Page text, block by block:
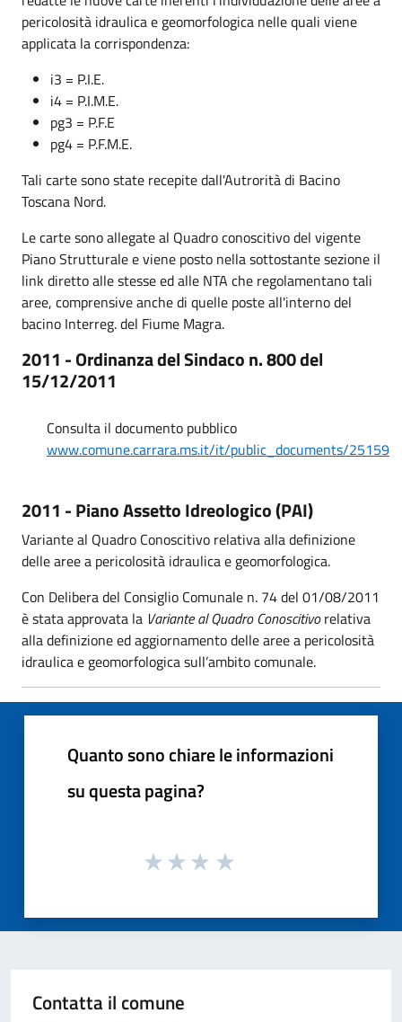
pericolosità idraulica e geomorfologica nelle quali viene
applicata la corrispondenza:
i3 = P.I.E.
i4 = P.I.M.E.
pg3 = P.F.E
pg4 = P.F.M.E.
Tali carte sono state recepite dall'Autrorità di Bacino
Toscana Nord.
Le carte sono allegate al Quadro conoscitivo del vigente
Piano Strutturale e viene posto nella sottostante sezione il
link diretto alle stesse ed alle NTA che regolamentano tali
aree, comprensive anche di quelle poste all'interno del
bacino Interreg. del Fiume Magra.
2011 - Ordinanza del Sindaco n. 800 del
15/12/2011
Consulta il documento pubblico
www.comune.carrara.ms.it/it/public_documents/25159
2011 - Piano Assetto Idreologico (PAI)
Variante al Quadro Conoscitivo relativa alla definizione
delle aree a pericolosità idraulica e geomorfologica.
Con Delibera del Consiglio Comunale n. 74 del 01/08/2011
è stata approvata la Variante al Quadro Conoscitivorelativa
alla definizione ed aggiornamento delle aree a pericolosità
idraulica e geomorfologica sull’ambito comunale.
Quanto sono chiare le informazioni
su questa pagina?
Contatta il comune